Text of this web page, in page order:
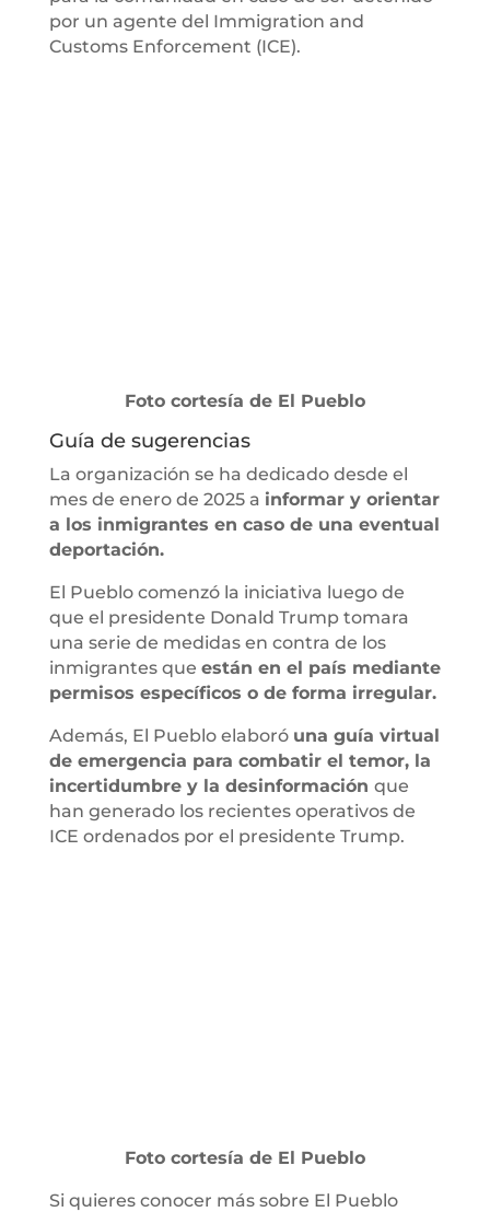
por un agente del Immigration and
Customs Enforcement (ICE).
Foto cortesía de El Pueblo
Guía de sugerencias
La organización se ha dedicado desde el
mes de enero de 2025 a informar y orientar
a los inmigrantes en caso de una eventual
deportación.
El Pueblo comenzó la iniciativa luego de
que el presidente Donald Trump tomara
una serie de medidas en contra de los
inmigrantes que están en el país mediante
permisos específicos o de forma irregular.
Además, El Pueblo elaboró una guía virtual
de emergencia para combatir el temor, la
incertidumbre y la desinformación que
han generado los recientes operativos de
ICE ordenados por el presidente Trump.
Foto cortesía de El Pueblo
Si quieres conocer más sobre El Pueblo